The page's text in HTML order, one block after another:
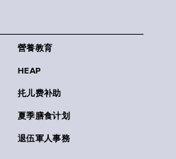
營養教育
HEAP
扥儿费补助
夏季膳食计划
退伍軍人事務